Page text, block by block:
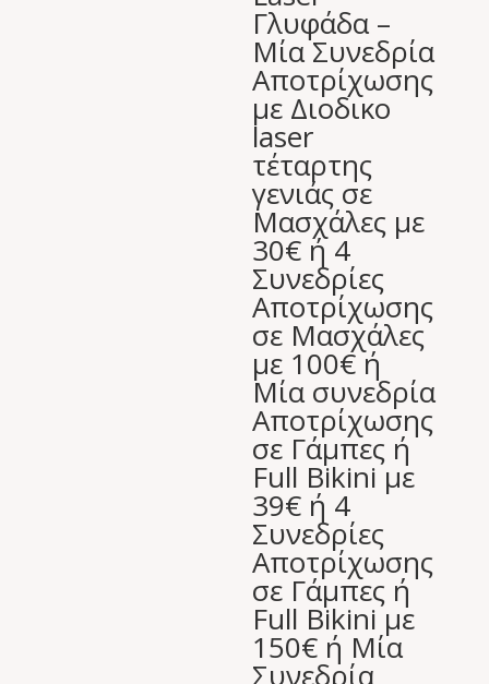
Γλυφάδα –
Μία Συνεδρία
Αποτρίχωσης
με Διοδικο
laser
τέταρτης
γενιάς σε
Μασχάλες με
30€ ή 4
Συνεδρίες
Αποτρίχωσης
σε Μασχάλες
με 100€ ή
Μία συνεδρία
Αποτρίχωσης
σε Γάμπες ή
Full Bikini με
39€ ή 4
Συνεδρίες
Αποτρίχωσης
σε Γάμπες ή
Full Bikini με
150€ ή Μία
Συνεδρία